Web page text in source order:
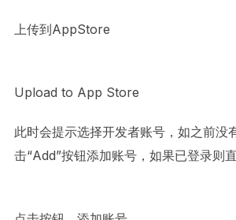
上传到AppStore
Upload to App Store
此时会提示选择开发者账号，如之前没
击“Add”按钮添加账号，如果已登录则